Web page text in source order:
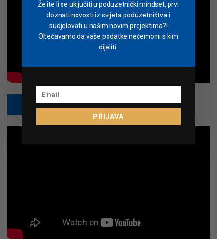
PRETPLATI SE
Želite li se uključiti u poduzetnički mindset, prvi
doznati novosti iz svijeta poduzetništva i
sudjelovati u našim novim projektima?!
Obećavamo da vaše podatke nećemo ni s kim
dijeliti.
PRIJAVA